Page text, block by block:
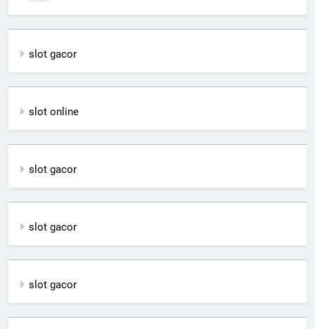
slot gacor
slot online
slot gacor
slot gacor
slot gacor